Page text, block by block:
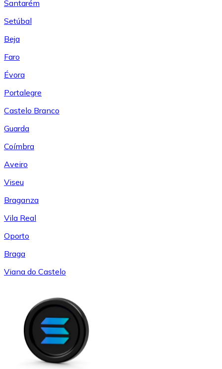
Santarém
Setúbal
Beja
Faro
Évora
Portalegre
Castelo Branco
Guarda
Coímbra
Aveiro
Viseu
Braganza
Vila Real
Oporto
Braga
Viana do Castelo